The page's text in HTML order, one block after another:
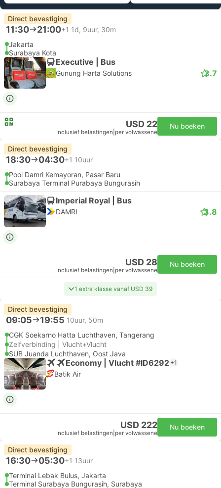
Direct bevestiging
11:30 21:00+1 1d, 9uur, 30m
Jakarta
Surabaya Kota
Executive | Bus
Gunung Harta Solutions 3.7
USD 22
Inclusief belastingen per volwassene
Nu boeken
Direct bevestiging
18:30 04:30+1 10uur
Pool Damri Kemayoran, Pasar Baru
Surabaya Terminal Purabaya Bungurasih
Imperial Royal | Bus
DAMRI 3.8
USD 28
Inclusief belastingen per volwassene
Nu boeken
1 extra klasse vanaf USD 39
Direct bevestiging
09:05 19:55 10uur, 50m
CGK Soekarno Hatta Luchthaven, Tangerang
Zelfverbinding | Vlucht+Vlucht
SUB Juanda Luchthaven, Oost Java
Economy | Vlucht #ID6292 +1
Batik Air
USD 222
Inclusief belastingen per volwassene
Nu boeken
Direct bevestiging
16:30 05:30+1 13uur
Terminal Lebak Bulus, Jakarta
Terminal Surabaya Bungurasih, Surabaya